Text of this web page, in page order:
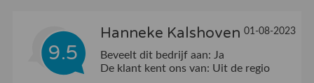
9.5
Hanneke Kalshoven 01-08-2023
Beveelt dit bedrijf aan: Ja
De klant kent ons van: Uit de regio